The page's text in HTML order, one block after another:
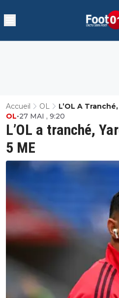
Accueil OL L’OL A
L’OL a tranché,
5 ME
OL•27 MAI , 9:20